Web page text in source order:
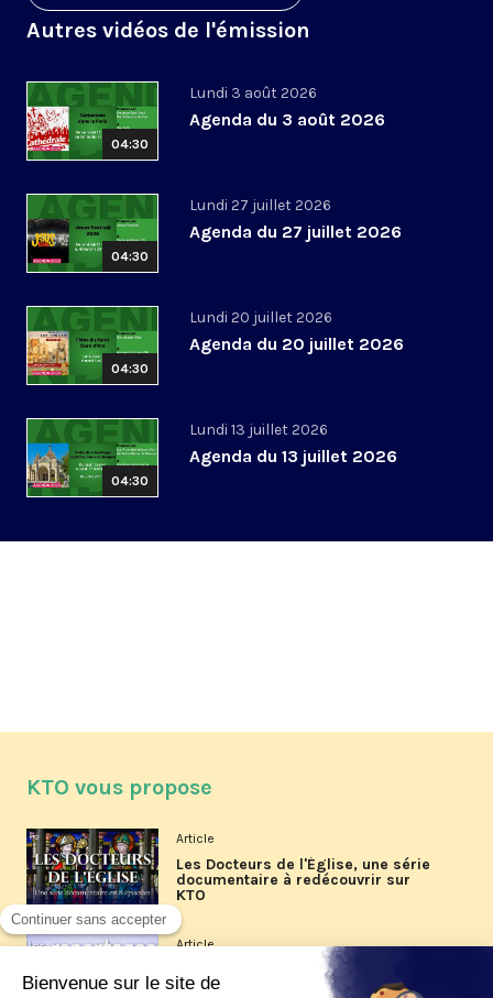
Autres vidéos de l'émission
04:30
Lundi 3 août 2026
Agenda du 3 août 2026
04:30
Lundi 27 juillet 2026
Agenda du 27 juillet 2026
04:30
Lundi 20 juillet 2026
Agenda du 20 juillet 2026
04:30
Lundi 13 juillet 2026
Agenda du 13 juillet 2026
KTO vous propose
Article
Les Docteurs de l'Église, une série
documentaire à redécouvrir sur
KTO
Article
Les reportages d'été 2026 de KTO